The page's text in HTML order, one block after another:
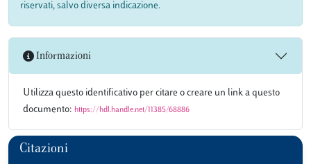
riservati, salvo diversa indicazione.
Informazioni
Utilizza questo identificativo per citare o creare un link a questo
documento: https://hdl.handle.net/11385/68886
Citazioni